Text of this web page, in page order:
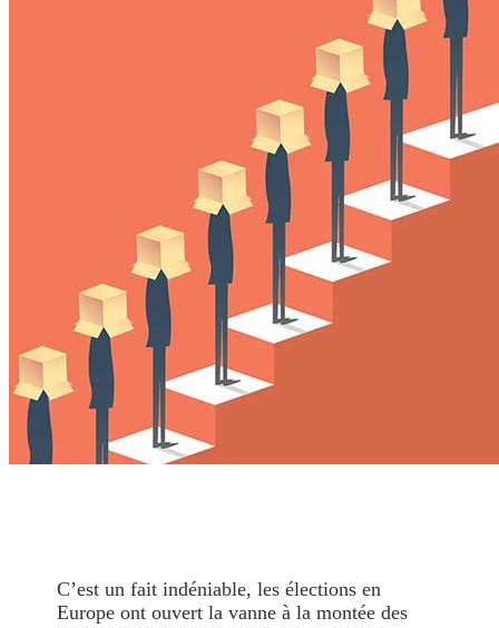
C’est un fait indéniable, les élections en
Europe ont ouvert la vanne à la montée des